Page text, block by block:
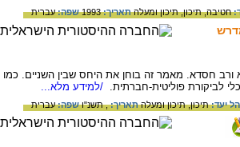
חטיבה,תיכון,תיכון ומעלהתאריך:1993 שפה:עברית
חסדא. מאמר זה בוחן את היחס שבין השניים. כמו
לביקורת פוליטית-חברתית.
/למידע מלא...
יעד:תיכון,תיכון ומעלהתאריך:, תשנ"ושפה:עברית